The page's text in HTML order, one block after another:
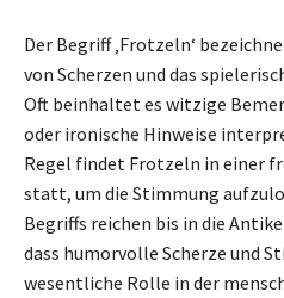
Der Begriff ‚Frotzeln‘
von Scherzen und das
Oft beinhaltet es witzige
oder ironische Hinweise
Regel findet Frotzeln in einer
statt, um die Stimmung
Begriffs reichen bis in die
dass humorvolle Scherze und
wesentliche Rolle in der